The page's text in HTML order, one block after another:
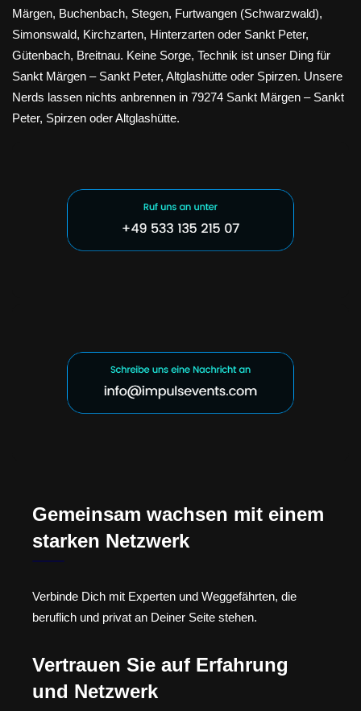
Märgen, Buchenbach, Stegen, Furtwangen (Schwarzwald),
Simonswald, Kirchzarten, Hinterzarten oder Sankt Peter,
Gütenbach, Breitnau. Keine Sorge, Technik ist unser Ding für
Sankt Märgen – Sankt Peter, Altglashütte oder Spirzen. Unsere
Nerds lassen nichts anbrennen in 79274 Sankt Märgen – Sankt
Peter, Spirzen oder Altglashütte.
Gemeinsam wachsen mit einem
starken Netzwerk
Verbinde Dich mit Experten und Weggefährten, die
beruflich und privat an Deiner Seite stehen.
Vertrauen Sie auf Erfahrung
und Netzwerk